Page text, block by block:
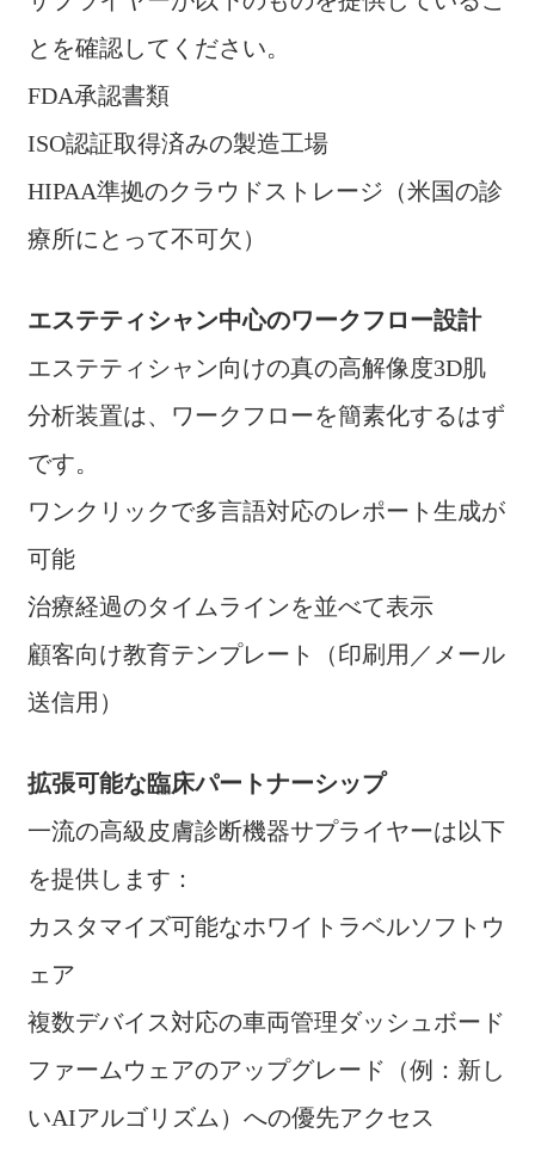
とを確認してください。
FDA承認書類
ISO認証取得済みの製造工場
HIPAA準拠のクラウドストレージ（米国の診
療所にとって不可欠）
エステティシャン中心のワークフロー設計
エステティシャン向けの真の高解像度3D肌
分析装置は、ワークフローを簡素化するはず
です。
ワンクリックで多言語対応のレポート生成が
可能
治療経過のタイムラインを並べて表示
顧客向け教育テンプレート（印刷用／メール
送信用）
拡張可能な臨床パートナーシップ
一流の高級皮膚診断機器サプライヤーは以下
を提供します：
カスタマイズ可能なホワイトラベルソフトウ
ェア
複数デバイス対応の車両管理ダッシュボード
ファームウェアのアップグレード（例：新し
いAIアルゴリズム）への優先アクセス